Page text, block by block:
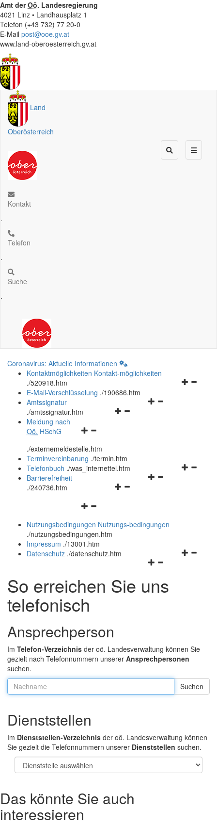
Amt derOö. Landesregierung
4021 Linz • Landhausplatz 1
Telefon (+43 732) 77 20-0
E-Mail post@ooe.gv.at
www.land-oberoesterreich.gv.at
Land
Oberösterreich
Kontakt
.
Telefon
.
Suche
.
Coronavirus: Aktuelle Informationen
Kontaktmöglichkeiten Kontakt-möglichkeiten
./520918.htm
Navigationsmenü
E-Mail-Verschlüsselung ./190686.htm
Navigationsmenü
Amtssignatur
./amtssignatur.htm
Navigationsmenü
und
schließen
Meldung nach
Oö. HSchG
./externemeldestelle.htm
Terminvereinbarung ./termin.htm
Navigationsmenü
Telefonbuch ./was_internettel.htm
Navigationsmenü
Barrierefreiheit
./240736.htm
Navigationsmenü
und
schließen
Nutzungsbedingungen Nutzungs-bedingungen
./nutzungsbedingungen.htm
Impressum ./13001.htm
Navigationsmenü
und
schließen
Datenschutz ./datenschutz.htm
So erreichen Sie uns
telefonisch
Ansprechperson
Im Telefon-Verzeichnis der oö. Landesverwaltung können Sie
gezielt nach Telefonnummern unserer Ansprechpersonen
suchen.
Nachname:
Dienststellen
Im Dienststellen-Verzeichnis der oö. Landesverwaltung können
Sie gezielt die Telefonnummern unserer Dienststellen suchen.
Das könnte Sie auch
interessieren